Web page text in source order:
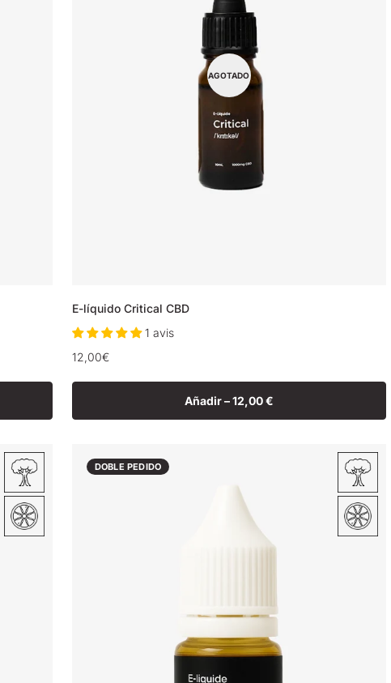
AGOTADO
E-líquido Critical CBD
1 avis
Precio
12,00€
Añadir –12,00 €
DOBLE PEDIDO